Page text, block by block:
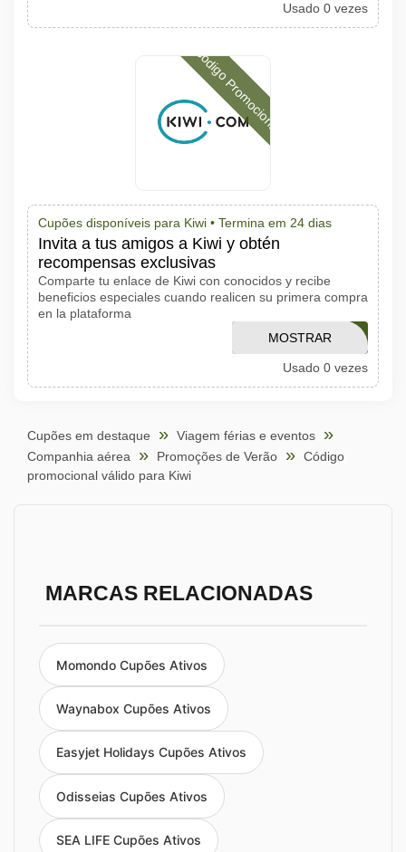
CÓDIGO
Usado 0 vezes
Código Promocional
Cupões disponíveis para Kiwi • Termina em 24 dias
Invita a tus amigos a Kiwi y obtén
recompensas exclusivas
Comparte tu enlace de Kiwi con conocidos y recibe
beneficios especiales cuando realicen su primera compra
en la plataforma
INESCALDO10EUR
MOSTRAR
CÓDIGO
Usado 0 vezes
Cupões em destaque
Viagem férias e eventos
Companhia aérea
Promoções de Verão
Código
promocional válido para Kiwi
MARCAS RELACIONADAS
Momondo Cupões Ativos
Waynabox Cupões Ativos
Easyjet Holidays Cupões Ativos
Odisseias Cupões Ativos
SEA LIFE Cupões Ativos